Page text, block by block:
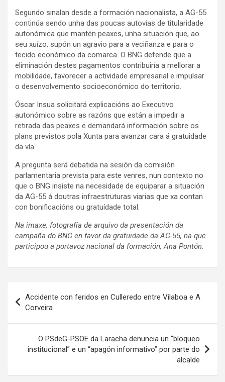
Segundo sinalan desde a formación nacionalista, a AG-55
continúa sendo unha das poucas autovías de titularidade
autonómica que mantén peaxes, unha situación que, ao
seu xuízo, supón un agravio para a veciñanza e para o
tecido económico da comarca. O BNG defende que a
eliminación destes pagamentos contribuiría a mellorar a
mobilidade, favorecer a actividade empresarial e impulsar
o desenvolvemento socioeconómico do territorio.
Óscar Insua solicitará explicacións ao Executivo
autonómico sobre as razóns que están a impedir a
retirada das peaxes e demandará información sobre os
plans previstos pola Xunta para avanzar cara á gratuidade
da vía.
A pregunta será debatida na sesión da comisión
parlamentaria prevista para este venres, nun contexto no
que o BNG insiste na necesidade de equiparar a situación
da AG-55 á doutras infraestruturas viarias que xa contan
con bonificacións ou gratuídade total.
Na imaxe, fotografía de arquivo da presentación da
campaña do BNG en favor da gratuidade da AG-55, na que
participou a portavoz nacional da formación, Ana Pontón.
de
entradas
Accidente con feridos en Culleredo entre Vilaboa e A
Corveira
O PSdeG-PSOE da Laracha denuncia un “bloqueo
institucional” e un “apagón informativo” por parte do
alcalde